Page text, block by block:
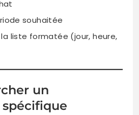
souhaitée
la liste formatée (jour, heure,
un